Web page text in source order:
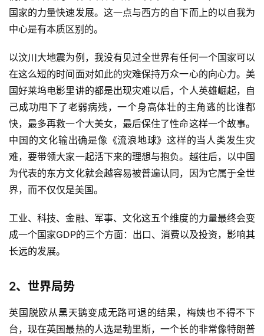
国家的力量快速发展。这一点与西方的自下而上的以自我为
中心是有本质区别的。
以汶川大地震为例，我没有见过全世界有任何一个国家可以
在这么短的时间面对如此的灾难保持万众一心的向心力。美
国好莱坞电影里讲的都是出现灾难以后，个人英雄崛起，自
己成功甩下了老弱病残，一个身高体壮的主角逃的比谁都
快，最多再救一个大美女，最后保住了性命这样一个故事。
中国的文化输出确是像《流浪地球》这样的当人类发生灾
难，要带领大家一起活下来的理想与抱负。越往后，以中国
为代表的东方文化就会越容易被普遍认同，因为它属于全世
界，而不仅仅是美国。
工业、科技、金融、军事、文化这五个维度的力量最终会变
成一个国家GDP的三个方面：出口、消费以及投资，影响其
长远的发展。
2、世界局势
英国脱欧从黑天鹅变成无路可退的结果，梅姨也不得不下
台，现在英国最热的人选是勃里斯，一个长的非常像特朗普